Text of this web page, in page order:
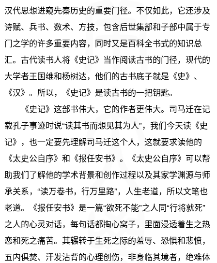
汉代思想进窥先秦历史的重要门径。不仅如此，它还涉及
诗赋、兵书、数术、方技，包含后世集部和子部中属于专
门之学的许多重要内容，同时又是百科全书式的知识总
汇。古代读书人将《史记》当作阅读古书的门径，现代的
大学者王国维和杨树达，他们的古书底子就是《史》、
《汉》。所以，《史记》是读古书的一把钥匙。
《史记》这部书伟大，它的作者更伟大。司马迁在记
载孔子事迹时说“读其书而想见其为人”，我们今天读《史
记》，也一定要先理解司马迁这个人，这就要求读他的
《太史公自序》和《报任安书》。《太史公自序》可以帮
助我们了解他的学术背景和创作过程以及其家学渊源与师
承关系，“读万卷书，行万里路”，人生老道，所以文笔也
老道。《报任安书》是一篇“欲死不能”之人同“行将就死”
之人的心灵对话，每句话都掏心窝子，里面浸透着生之热
恋和死之痛苦。其辗转于生死之际的羞辱、恐惧和悲愤，
五内俱焚、汗发沾背的心理创伤，非身临其境者，绝难体